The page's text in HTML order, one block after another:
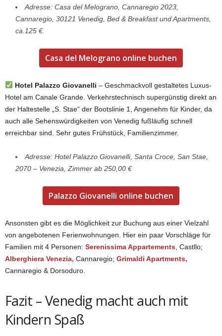
Adresse: Casa del Melograno, Cannaregio 2023,
Cannaregio, 30121 Venedig, Bed & Breakfast und Apartments,
ca.125 €.
Casa del Melograno online buchen
Hotel Palazzo Giovanelli – Geschmackvoll gestaltetes Luxus-
Hotel am Canale Grande. Verkehrstechnisch supergünstig direkt an
der Haltestelle „S. Stae“ der Bootslinie 1, Angenehm für Kinder, da
auch alle Sehenswürdigkeiten von Venedig fußläufig schnell
erreichbar sind. Sehr gutes Frühstück, Familienzimmer.
Adresse: Hotel Palazzo Giovanelli, Santa Croce, San Stae,
2070 – Venezia, Zimmer ab 250,00 €
Palazzo Giovanelli online buchen
Ansonsten gibt es die Möglichkeit zur Buchung aus einer Vielzahl
von angebotenen Ferienwohnungen. Hier ein paar Vorschläge für
Familien mit 4 Personen: Serenissima Appartements , Castllo;
Alberghiera Venezia, Cannaregio; Grimaldi Apartments,
Cannaregio & Dorsoduro.
Fazit – Venedig macht auch mit
Kindern Spaß